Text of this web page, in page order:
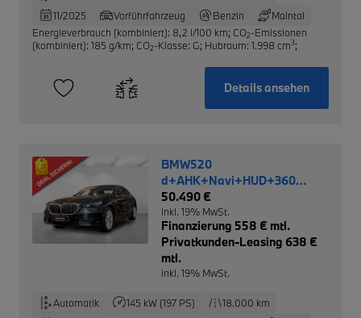
11/2025
Vorführfahrzeug Benzin
Maintal
Energieverbrauch (kombiniert): 8,2 l/100 km; CO2-Emissionen
(kombiniert): 185 g/km; CO2-Klasse: G; Hubraum: 1.998 cm3;
Details ansehen
BMW520
d+AHK+Navi+HUD+360
Kamera+Leder NP 73.510,-
50.490 €
inkl. 19% MwSt.
Finanzierung 558 € mtl.
Privatkunden-Leasing 638 €
mtl.
inkl. 19% MwSt.
Automatik 145 kW (197 PS)
18.000 km